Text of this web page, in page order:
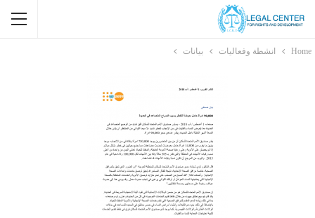
Home انشطة وفعاليات بيانات